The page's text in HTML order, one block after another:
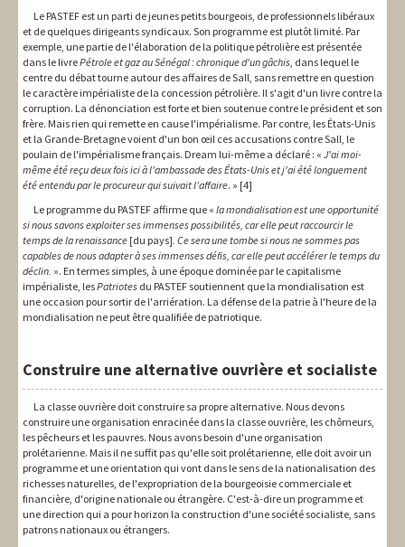
Le PASTEF est un parti de jeunes petits bourgeois, de professionnels libéraux
et de quelques dirigeants syndicaux. Son programme est plutôt limité. Par
exemple, une partie de l'élaboration de la politique pétrolière est présentée
dans le livrePétrole et gaz au Sénégal : chronique d'un gâchis, dans lequel le
centre du débat tourne autour des affaires de Sall, sans remettre en question
le caractère impérialiste de la concession pétrolière. Il s'agit d'un livre contre la
corruption. La dénonciation est forte et bien soutenue contre le président et son
frère. Mais rien qui remette en cause l'impérialisme. Par contre, les États-Unis
et la Grande-Bretagne voient d'un bon œil ces accusations contre Sall, le
poulain de l'impérialisme français. Dream lui-même a déclaré : « J'ai moi-
même été reçu deux fois ici à l'ambassade des États-Unis et j'ai été longuement
été entendu par le procureur qui suivait l'affaire. » [4]
Le programme du PASTEF affirme que « la mondialisation est une opportunité
si nous savons exploiter ses immenses possibilités, car elle peut raccourcir le
temps de la renaissance [du pays]. Ce sera une tombe si nous ne sommes pas
capables de nous adapter à ses immenses défis, car elle peut accélérer le temps du
déclin. ». En termes simples, à une époque dominée par le capitalisme
impérialiste, lesPatriotes du PASTEF soutiennent que la mondialisation est
une occasion pour sortir de l'arriération. La défense de la patrie à l'heure de la
mondialisation ne peut être qualifiée de patriotique.
Construire une alternative ouvrière et socialiste
La classe ouvrière doit construire sa propre alternative. Nous devons
construire une organisation enracinée dans la classe ouvrière, les chômeurs,
les pêcheurs et les pauvres. Nous avons besoin d'une organisation
prolétarienne. Mais il ne suffit pas qu'elle soit prolétarienne, elle doit avoir un
programme et une orientation qui vont dans le sens de la nationalisation des
richesses naturelles, de l'expropriation de la bourgeoisie commerciale et
financière, d'origine nationale ou étrangère. C'est-à-dire un programme et
une direction qui a pour horizon la construction d'une société socialiste, sans
patrons nationaux ou étrangers.